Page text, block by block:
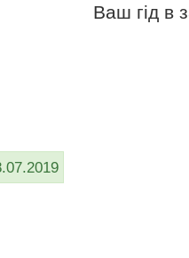
Ваш гід в